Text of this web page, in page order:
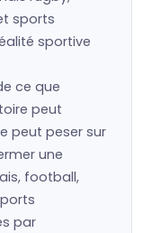
sports
sportive
ce que
peut
peut peser sur
une
football,
par